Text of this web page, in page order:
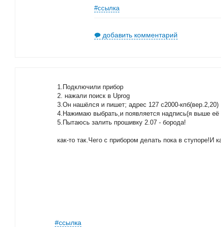
#ссылка
добавить комментарий
1.Подключили прибор
2. нажали поиск в Uprog
3.Он нашёлся и пишет; адрес 127 с2000-кпб(вер.2,20)
4.Нажимаю выбрать,и появляется надпись(я выше её
5.Пытаюсь залить прошивку 2.07 - борода!
как-то так.Чего с прибором делать пока в ступоре!И
#ссылка